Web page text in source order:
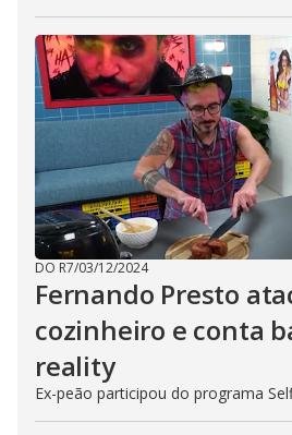
DO R7/03/12/2024
Fernando Presto
cozinheiro e conta
reality
Ex-peão participou do programa